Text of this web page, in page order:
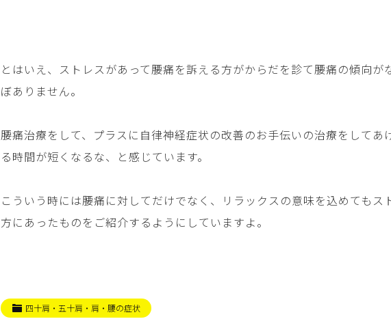
とはいえ、ストレスがあって腰痛を訴える方がからだを診て腰痛の傾向が
ぼありません。
腰痛治療をして、プラスに自律神経症状の改善のお手伝いの治療をしてあ
る時間が短くなるな、と感じています。
こういう時には腰痛に対してだけでなく、リラックスの意味を込めてもス
方にあったものをご紹介するようにしていますよ。
四十肩・五十肩・肩・腰の症状